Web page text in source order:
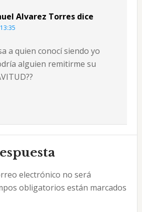
Alvarez Torres dice
a quien conocí siendo yo
alguien remitirme su
electrónico no será
obligatorios están marcados